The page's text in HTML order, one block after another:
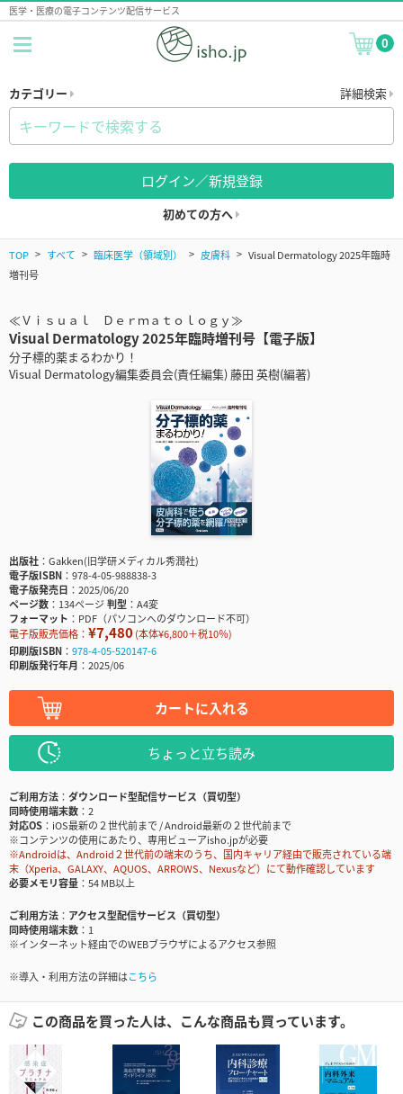
医学・医療の電子コンテンツ配信サービス
0
カテゴリー 詳細検索
ログイン／新規登録
初めての方へ
TOP すべて 臨床医学（領域別） 皮膚科
Visual Dermatology 2025年臨時
増刊号
≪Ｖｉｓｕａｌ Ｄｅｒｍａｔｏｌｏｇｙ≫
Visual Dermatology 2025年臨時増刊号【電子版】
分子標的薬まるわかり！
Visual Dermatology編集委員会(責任編集) 藤田 英樹(編著)
出版社
Gakken(旧学研メディカル秀潤社)
電子版ISBN
978-4-05-988838-3
電子版発売日
2025/06/20
ページ数
134ページ判型
A4変
フォーマット
PDF（パソコンへのダウンロード不可）
電子版販売価格： ¥7,480(本体¥6,800＋税10％)
印刷版ISBN
978-4-05-520147-6
印刷版発行年月
2025/06
カートに入れる
ちょっと立ち読み
ご利用方法
ダウンロード型配信サービス（買切型）
同時使用端末数
2
対応OS
iOS最新の２世代前まで / Android最新の２世代前まで
※コンテンツの使用にあたり、専用ビューアisho.jpが必要
※Androidは、Android２世代前の端末のうち、国内キャリア経由で販売されている端
末（Xperia、GALAXY、AQUOS、ARROWS、Nexusなど）にて動作確認しています
必要メモリ容量
54 MB以上
ご利用方法
アクセス型配信サービス（買切型）
同時使用端末数
1
※インターネット経由でのWEBブラウザによるアクセス参照
※導入・利用方法の詳細はこちら
この商品を買った人は、こんな商品も買っています。